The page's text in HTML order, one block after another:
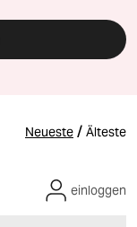
Neueste / Älteste
einloggen